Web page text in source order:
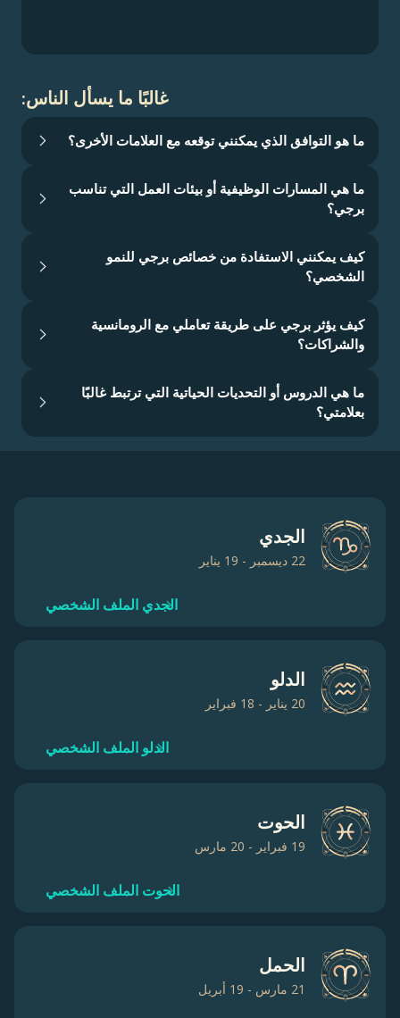
غالبًا ما يسأل الناس:
ما هو التوافق الذي يمكنني توقعه مع العلامات الأخرى؟
ما هي المسارات الوظيفية أو بيئات العمل التي تناسب
برجي؟
كيف يمكنني الاستفادة من خصائص برجي للنمو
الشخصي؟
كيف يؤثر برجي على طريقة تعاملي مع الرومانسية
والشراكات؟
ما هي الدروس أو التحديات الحياتية التي ترتبط غالبًا
بعلامتي؟
الجدي
22 ديسمبر - 19 يناير
الجدي الملف الشخصي
الدلو
20 يناير - 18 فبراير
الدلو الملف الشخصي
الحوت
19 فبراير - 20 مارس
الحوت الملف الشخصي
الحمل
21 مارس - 19 أبريل